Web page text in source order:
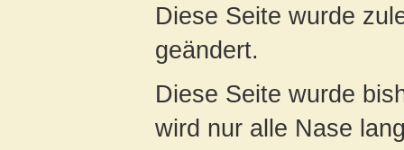
Diese Seite wurde
geändert.
Diese Seite wurde
wird nur alle Nase